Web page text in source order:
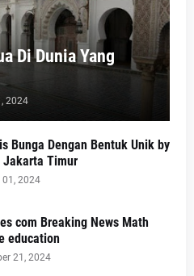
Di Dunia Yang
2024
Bunga Dengan Bentuk Unik by
Jakarta Timur
2024
com Breaking News Math
education
21, 2024